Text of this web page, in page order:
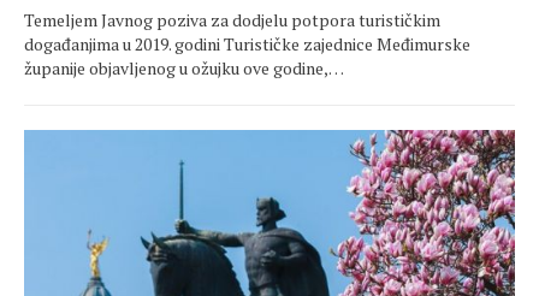
Temeljem Javnog poziva za dodjelu potpora turističkim
događanjima u 2019. godini Turističke zajednice Međimurske
županije objavljenog u ožujku ove godine,…